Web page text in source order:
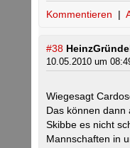
Kommentieren |
#38
10.05.2010 um
Wiegesagt
Das können
Skibbe es nicht
Mannschaften in